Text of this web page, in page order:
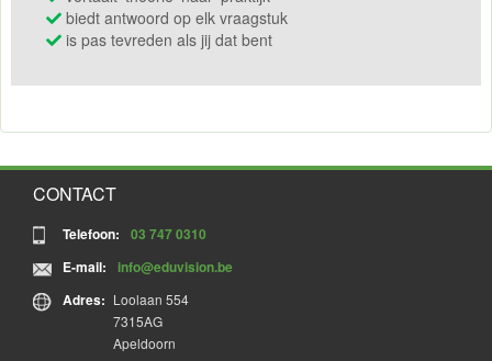
biedt antwoord op elk vraagstuk
is pas tevreden als jij dat bent
CONTACT
Telefoon:
03 747 0310
E-mail:
info@eduvision.be
Adres: Loolaan 554
7315AG
Apeldoorn